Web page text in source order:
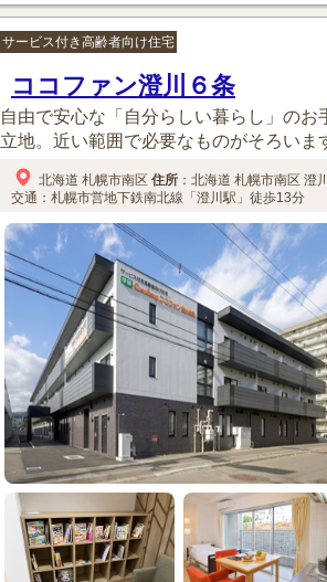
サービス付き高齢者向け住宅
ココファン澄川６条
自由で安心な「自分らしい暮らし」の
立地。近い範囲で必要なものがそろいま
北海道 札幌市南区 住所 ： 北海道 札幌市南区 澄
交通：札幌市営地下鉄南北線「澄川駅」徒歩13分